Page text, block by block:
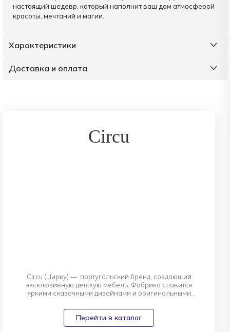
настоящий шедевр, который наполнит ваш дом атмосферой
красоты, мечтаний и магии.
Характеристики
Доставка и оплата
Circu
Circu (Цирку) — португальский бренд, создающий
эксклюзивную детскую мебель. Фабрика славится
яркими сказочными дизайнами и оригинальными
Circu предлагает уникальные кроватки, комоды и пуфы
ручной работы.
Фабрика регулярно расширяет ассортимент и
Перейти в каталог